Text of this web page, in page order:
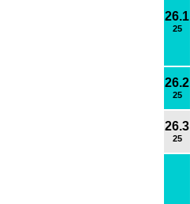
26.1
25
26.2
25
26.3
25